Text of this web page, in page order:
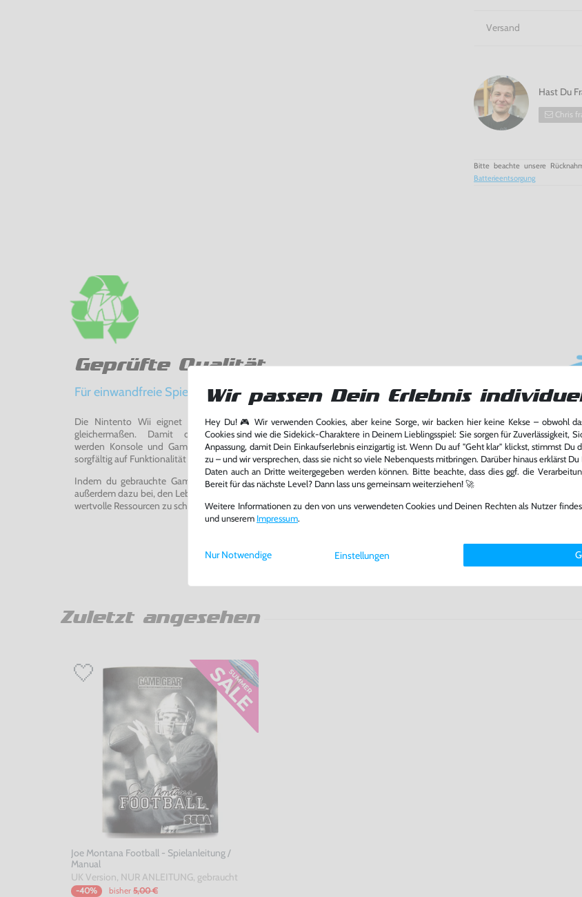
Versand
Hast Du
Chris
Bitte beachte unsere
Batterieentsorgung
Geprüfte Qualität
Für einwandfreie Spielerlebnisse
Die Nintento Wii eignet sich perfekt für Retro-Gaming-Fans und neue Entdecker
gleichermaßen. Damit du ein einwandfreies Spielerlebnis genießen kannst,
werden Konsole und Game in unserer Reparatur-Werkstatt von unseren Fachkräften
sorgfältig auf Funktionalität getestet, gereinigt und bei Bedarf repariert.
Indem du gebrauchte Games und Konsolen bei uns kaufst oder verkaufst, trägst du
außerdem dazu bei, den Lebenszyklus von Konsolen und Games zu verlängern und damit
wertvolle Ressourcen zu schonen und Abfall zu vermeiden.
Zuletzt angesehen
Joe Montana Football - Spielanleitung /
Manual
UK Version, NUR ANLEITUNG, gebraucht
-40% bisher 5,00 €
Wir passen Dein Erlebnis
Hey Du! 🎮 Wir verwenden Cookies, aber keine Sorge, wir backen hier keine Kekse – obwohl
Cookies sind wie die Sidekick-Charaktere in Deinem Lieblingsspiel: Sie sorgen für Zuverlässigkeit,
Anpassung, damit Dein Einkaufserlebnis einzigartig ist. Wenn Du auf "Geht klar" klickst, stimmst Du
zu – und wir versprechen, dass sie nicht so viele Nebenquests mitbringen. Darüber hinaus erklärst
Daten auch an Dritte weitergegeben werden können. Bitte beachte, dass dies ggf. die
Bereit für das nächste Level? Dann lass uns gemeinsam weiterziehen! 🚀
Weitere Informationen zu den von uns verwendeten Cookies und Deinen Rechten als Nutzer
und unserem Impressum.
Einstellungen
Nur Notwendige